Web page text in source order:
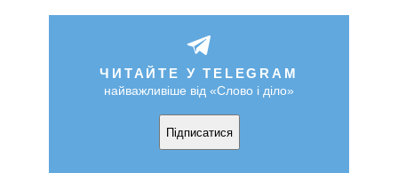
ЧИТАЙТЕ У TELEGRAM
найважливіше від «Слово і діло»
Підписатися